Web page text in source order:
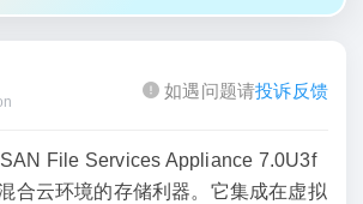
如遇问题请投诉反馈
File Services Appliance 7.0U3f
合云环境的存储利器。它集成在虚拟